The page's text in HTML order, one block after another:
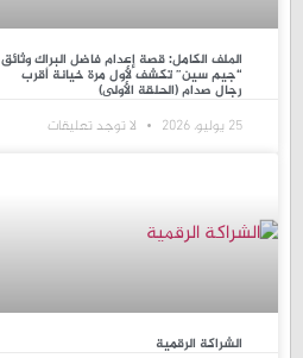
الملف الكامل: قصة إعدام فاضل البراك وثائق
“جيم سين” تكشف لأول مرة خيانة أقرب
رجال صدام (الحلقة الأولى)
25 يوليو، 2026 لا توجد تعليقات
الشراكة الرقمية